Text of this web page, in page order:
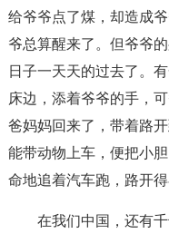
给爷爷点了煤，却造成
爷总算醒来了。但爷爷
日子一天天的过去了。
床边，添着爷爷的手，
爸妈妈回来了，带着路
能带动物上车，便把小
命地追着汽车跑，路开
在我们中国，还有